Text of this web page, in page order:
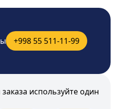
+998 55 511-11-99
используйте один